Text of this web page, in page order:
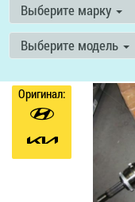
Выберите марку
Выберите модель
Оригинал: